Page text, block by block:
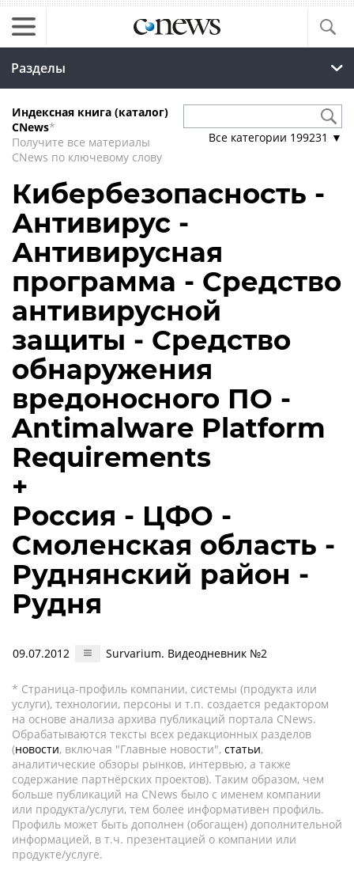
Разделы
Индексная книга (каталог)
CNews*
Получите все материалы
CNews по ключевому слову
Все категории 199231 ▼
Кибербезопасность -
Антивирус -
Антивирусная
программа - Средство
антивирусной
защиты - Средство
обнаружения
вредоносного ПО -
Antimalware Platform
Requirements
+
Россия - ЦФО -
Смоленская область -
Руднянский район -
Рудня
09.07.2012 Survarium. Видеодневник №2
* Страница-профиль компании, системы (продукта или
услуги), технологии, персоны и т.п. создается редактором
на основе анализа архива публикаций портала CNews.
Обрабатываются тексты всех редакционных разделов
(новости, включая "Главные новости", статьи,
аналитические обзоры рынков, интервью, а также
содержание партнёрских проектов). Таким образом, чем
больше публикаций на CNews было с именем компании
или продукта/услуги, тем более информативен профиль.
Профиль может быть дополнен (обогащен) дополнительной
информацией, в т.ч. презентацией о компании или
продукте/услуге.